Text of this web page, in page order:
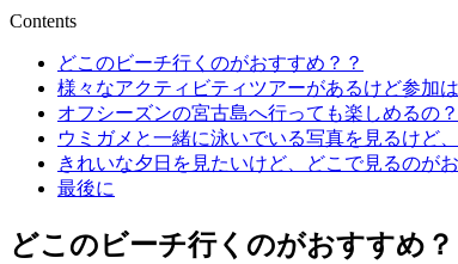
Contents
どこのビーチ行くのがおすすめ？？
様々なアクティビティツアーがあるけど参加
オフシーズンの宮古島へ行っても楽しめるの
ウミガメと一緒に泳いでいる写真を見るけど
きれいな夕日を見たいけど、どこで見るのが
最後に
どこのビーチ行くのがおすすめ？